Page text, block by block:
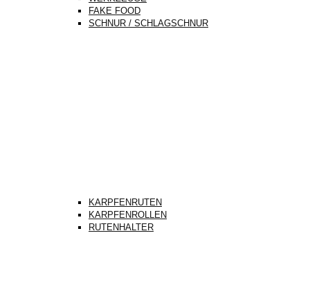
FAKE FOOD
SCHNUR / SCHLAGSCHNUR
KARPFENRUTEN
KARPFENROLLEN
RUTENHALTER